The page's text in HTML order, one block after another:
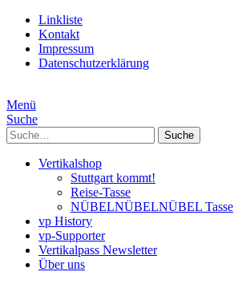
Linkliste
Kontakt
Impressum
Datenschutzerklärung
Menü
Suche
Suche
Vertikalshop
Stuttgart kommt!
Reise-Tasse
NÜBELNÜBELNÜBEL Tasse
vp History
vp-Supporter
Vertikalpass Newsletter
Über uns